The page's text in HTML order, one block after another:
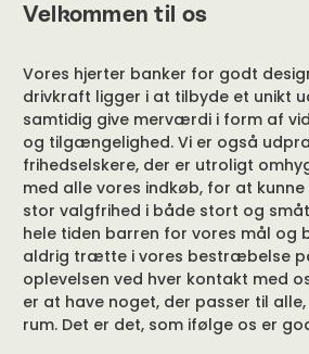
Velkommen til os
Vores hjerter banker for godt
drivkraft ligger i at tilbyde et unikt
samtidig give merværdi i form af
og tilgængelighed. Vi er også
frihedselskere, der er utroligt
med alle vores indkøb, for at
stor valgfrihed i både stort og
hele tiden barren for vores mål og
aldrig trætte i vores bestræbelse
oplevelsen ved hver kontakt med
er at have noget, der passer til
rum. Det er det, som ifølge os er